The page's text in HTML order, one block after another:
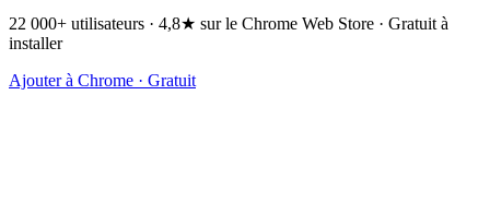
22 000+ utilisateurs · 4,8★ sur le Chrome Web Store · Gratuit à
installer
Ajouter à Chrome · Gratuit